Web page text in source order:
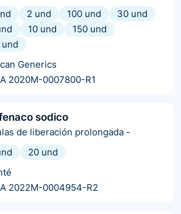
2 und 100 und
30 und
10 und
150 und
Generics
2020M-0007800-R1
sodico
de liberación prolongada -
20 und
2022M-0004954-R2